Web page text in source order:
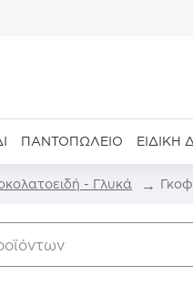
ΠΑΝΤΟΠΩΛΕΊΟ ΕΙΔΙΚΉ
- Γλυκά